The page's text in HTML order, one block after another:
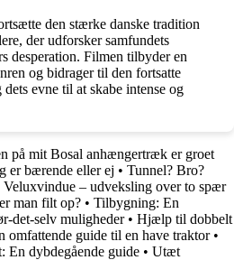
den stærke danske tradition
der udforsker samfundets
desperation. Filmen tilbyder en
og bidrager til den fortsatte
evne til at skabe intense og
på mit Bosal anhængertræk er groet
er bærende eller ej • Tunnel? Bro?
Veluxvindue – udveksling over to spær
man filt op? • Tilbygning: En
det-selv muligheder• Hjælp til dobbelt
omfattende guide til en have traktor•
En dybdegående guide • Utæt